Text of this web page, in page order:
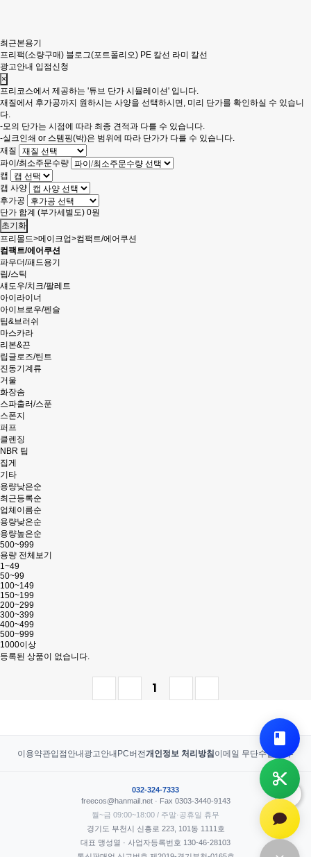
최근본용기
프리팩(소량구매) 블로그(포트폴리오) PE 칼선 라미 칼선
광고안내 입점신청
×
프리코스에서 제공하는 '튜브 단가 시뮬레이션' 입니다.
재질에서 후가공까지 원하시는 사양을 선택하시면, 미리 단가를 확인하실 수 있습니
다.
-모의 단가는 시점에 따라 최종 견적과 다를 수 있습니다.
-실크인쇄 or 스템핑(박)은 범위에 따라 단가가 다를 수 있습니다.
재질
파이/최소주문수량
캡
캡 사양
후가공
단가 합계 (부가세별도) 0원
초기화
프리몰드>메이크업>컴팩트/에어쿠션
컴팩트/에어쿠션
파우더/패드용기
립/스틱
섀도우/치크/팔레트
아이라이너
아이브로우/펜슬
팁&브러쉬
마스카라
리본&끈
립글로즈/틴트
진동기계류
거울
화장솜
스파출러/스푼
스폰지
퍼프
클렌징
NBR 팁
집게
기타
용량낮은순
최근등록순
업체이름순
용량낮은순
용량높은순
500~999
용량 전체보기
1~49
50~99
100~149
150~199
200~299
300~399
400~499
500~999
1000이상
등록된 상품이 없습니다.
1
이용약관입점안내 광고안내 PC버전개인정보 처리방침 이메일 무단수집 거부
032-324-7333
freecos@hanmail.net · Fax 0303-3440-9143
월~금 09:00~18:00 / 주말·공휴일 휴무
경기도 부천시 신흥로 223, 101동 1111호
대표 맹성열 · 사업자등록번호 130-46-28103